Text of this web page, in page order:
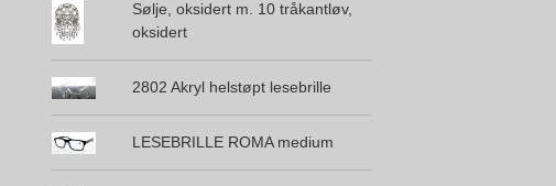
Sølje, oksidert m. 10 tråkantløv,
oksidert
2802 Akryl helstøpt lesebrille
LESEBRILLE ROMA medium